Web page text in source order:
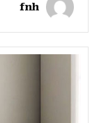
fnh